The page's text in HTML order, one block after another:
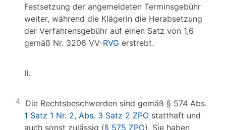
Festsetzung der angemeldeten Terminsgebühr
weiter, während die Klägerin die Herabsetzung
der Verfahrensgebühr auf einen Satz von 1,6
gemäß Nr. 3206 VV-RVG erstrebt.
II.
4 Die Rechtsbeschwerden sind gemäß § 574 Abs.
1 Satz 1 Nr. 2, Abs. 3 Satz 2 ZPO statthaft und
auch sonst zulässig (§ 575 ZPO). Sie haben